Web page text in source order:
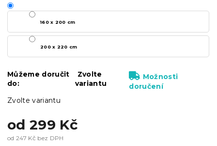
od 299 Kč
od 247 Kč bez DPH
Zvolte variantu
160 x 200 cm
200 x 220 cm
Můžeme doručit
do:
Zvolte
variantu
Možnosti
doručení